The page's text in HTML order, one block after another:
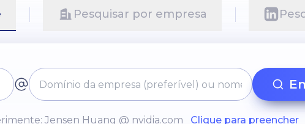
Pesquisar por empresa
Jensen Huang @ nvidia.com Clique para preencher